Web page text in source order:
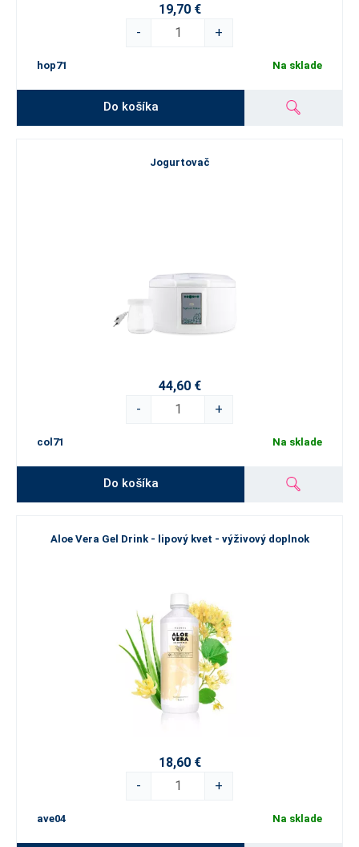
19,70 €
-
+
hop71 Na sklade
Do košíka
Jogurtovač
44,60 €
-
+
col71 Na sklade
Do košíka
Aloe Vera Gel Drink - lipový kvet - výživový doplnok
18,60 €
-
+
ave04 Na sklade